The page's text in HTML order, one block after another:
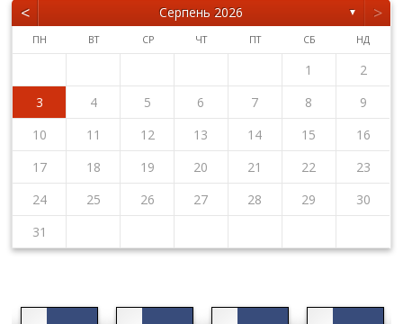
< Серпень 2026 ▼ >
ПН ВТ СР ЧТ ПТ СБ НД
1
2
3
4 5 6 7 8
9
10
11 12 13 14 15
16
17
18 19 20 21 22
23
24
25 26 27 28 29
30
31